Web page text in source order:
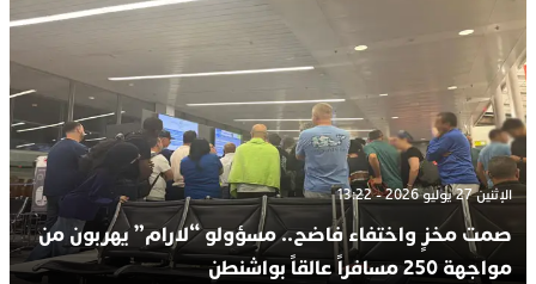
الإثنين 27 يوليو 2026 - 13:22
صمت مخزٍ واختفاء فاضح.. مسؤولو “لارام” يهربون من
مواجهة 250 مسافراً عالقاً بواشنطن